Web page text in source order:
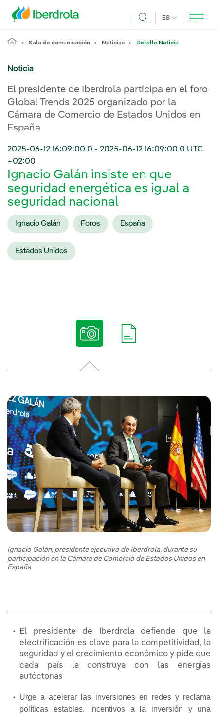
ES IDIOMA
Sala de comunicación Noticias Detalle Noticia
Noticia
El presidente de Iberdrola participa en el foro
Global Trends 2025 organizado por la
Cámara de Comercio de Estados Unidos en
España
2025-06-12 16:09:00.0 - 2025-06-12 16:09:00.0 UTC
+02:00
Ignacio Galán insiste en que
seguridad energética es igual a
seguridad nacional
Ignacio Galán Foros España
Estados Unidos
Ignacio Galán, presidente ejecutivo de Iberdrola, durante su
participación en la Cámara de Comercio de Estados Unidos en
España
El presidente de Iberdrola defiende que la
electrificación es clave para la competitividad, la
seguridad y el crecimiento económico y pide que
cada país la construya con las energías
autóctonas
Urge a acelerar las inversiones en redes y reclama
políticas estables, incentivos a la inversión y una